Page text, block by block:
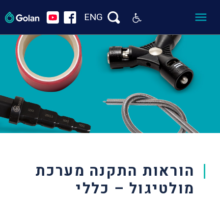
ENG
הוראות התקנה מערכת
מולטיגול – כללי